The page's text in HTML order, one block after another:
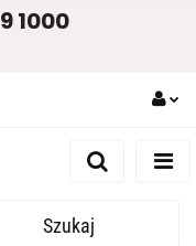
1000
Zaloguj się
Dodaj zgłoszenie
Szukaj